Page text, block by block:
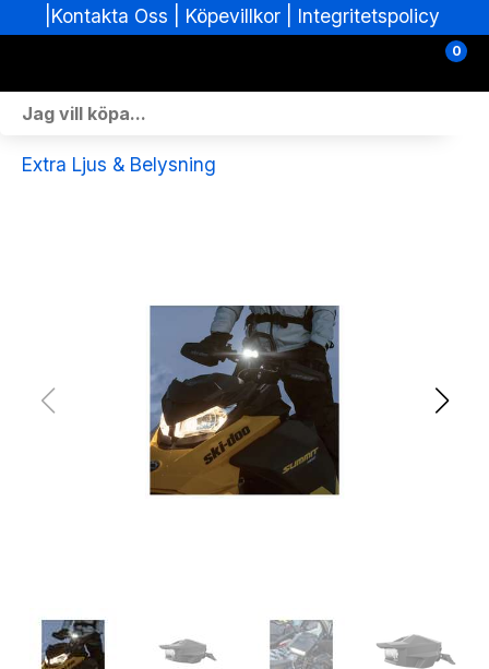
Köpevillkor| Integritetspolicy
0
Fordon i lager
Extra Ljus & Belysning